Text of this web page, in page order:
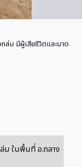
ล่ม มีผู้เสียชีวิตและบาด
ม ในพื้นที่ อ.ถลาง